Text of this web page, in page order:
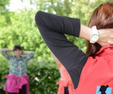
Gesundheitswandern – Let´s
ist ein tolles
Geselligkeit, Naturerlebnis und
Übungen wirkungsvoll